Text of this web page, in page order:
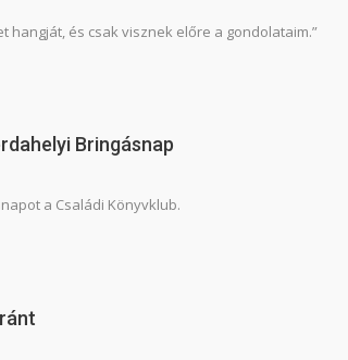
hangját, és csak visznek előre a gondolataim.”
Bringásnap
a Családi Könyvklub.